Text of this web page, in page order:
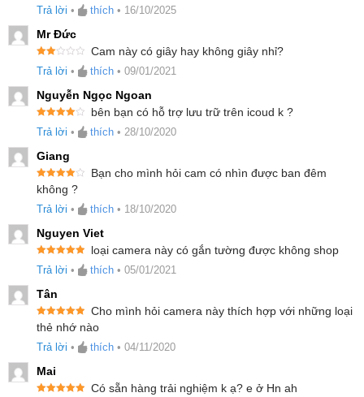
hãng tại
tháng.
Ngoài ra bạn có thể tham khảo thêm các sản
phẩm tương tựtại đây.
sao
Trả lời • thích • 16/10/2025
Mr Đức
c
hạng
25
sao
Cam này có giây hay không giây nhỉ?
Trả lời • thích • 09/01/2021
Nguyễn Ngọc Ngoan
hạng45
bên bạn có hỗ trợ lưu trữ trên icoud k ?
Trả lời • thích • 28/10/2020
Giang
Được xếp
hạng45
sao
Bạn cho mình hỏi cam có nhìn được ban đêm
không ?
Trả lời • thích • 18/10/2020
Nguyen Viet
hạng55
loại camera này có gắn tường được không shop
Trả lời • thích • 05/01/2021
Tân
Được xếp
hạng55
sao
Cho mình hỏi camera này thích hợp với những loại
thẻ nhớ nào
Trả lời • thích • 04/11/2020
Mai
Có sẵn hàng trải nghiệm k ạ? e ở Hn ah